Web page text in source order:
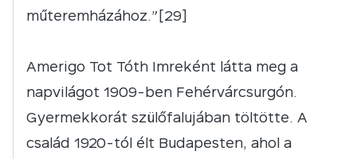
műteremházához.”[29]
Amerigo Tot Tóth Imreként látta meg a
napvilágot 1909-ben Fehérvárcsurgón.
Gyermekkorát szülőfalujában töltötte. A
család 1920-tól élt Budapesten, ahol a